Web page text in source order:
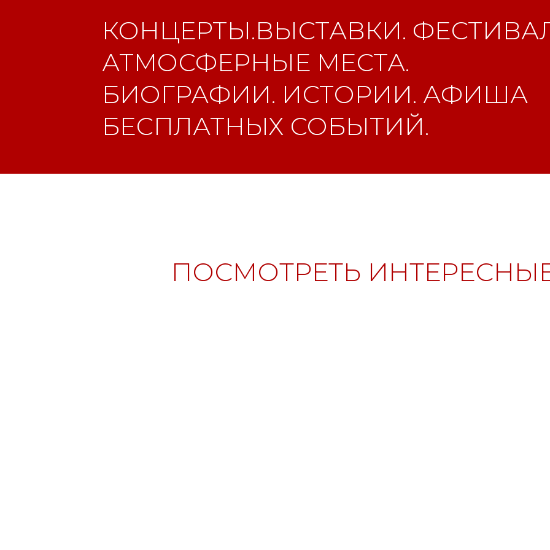
КОНЦЕРТЫ.ВЫСТАВКИ.
АТМОСФЕРНЫЕ МЕСТА.
БИОГРАФИИ. ИСТОРИИ. АФИША
БЕСПЛАТНЫХ СОБЫТИЙ.
ПОСМОТРЕТЬ